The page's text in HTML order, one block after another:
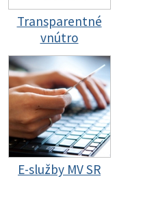
Transparentné
vnútro
E-služby MV SR